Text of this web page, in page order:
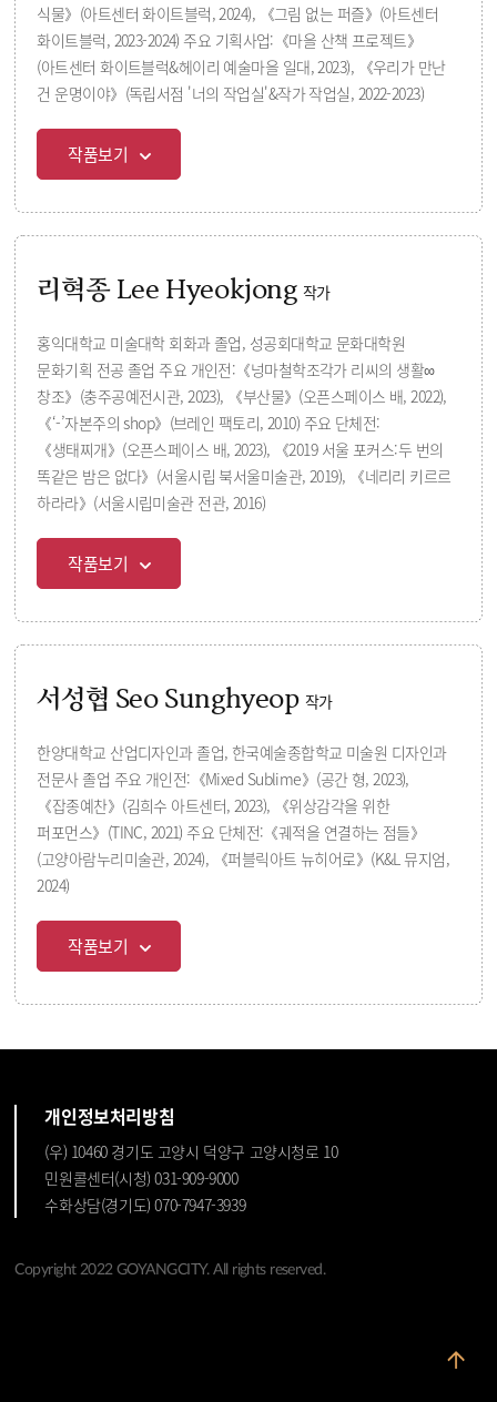
식물》(아트센터 화이트블럭, 2024), 《그림 없는 퍼즐》(아트센터
화이트블럭, 2023-2024) 주요 기획사업:《마을 산책 프로젝트》
(아트센터 화이트블럭&헤이리 예술마을 일대, 2023), 《우리가 만난
건 운명이야》(독립서점 '너의 작업실'&작가 작업실, 2022-2023)
작품보기
리혁종 Lee Hyeokjong 작가
홍익대학교 미술대학 회화과 졸업, 성공회대학교 문화대학원
문화기획 전공 졸업 주요 개인전:《넝마철학조각가 리씨의 생활∞
창조》(충주공예전시관, 2023), 《부산물》(오픈스페이스 배, 2022),
《‘-’자본주의 shop》(브레인 팩토리, 2010) 주요 단체전:
《생태찌개》(오픈스페이스 배, 2023), 《2019 서울 포커스:두 번의
똑같은 밤은 없다》(서울시립 북서울미술관, 2019), 《네리리 키르르
하라라》(서울시립미술관 전관, 2016)
작품보기
서성협 Seo Sunghyeop 작가
한양대학교 산업디자인과 졸업, 한국예술종합학교 미술원 디자인과
전문사 졸업 주요 개인전:《Mixed Sublime》(공간 형, 2023),
《잡종예찬》(김희수 아트센터, 2023), 《위상감각을 위한
퍼포먼스》(TINC, 2021) 주요 단체전:《궤적을 연결하는 점들》
(고양아람누리미술관, 2024), 《퍼블릭아트 뉴히어로》(K&L 뮤지엄,
2024)
작품보기
개인정보처리방침
(우) 10460 경기도 고양시 덕양구 고양시청로 10
민원콜센터(시청) 031-909-9000
수화상담(경기도) 070-7947-3939
Copyright 2022 GOYANGCITY. All rights reserved.